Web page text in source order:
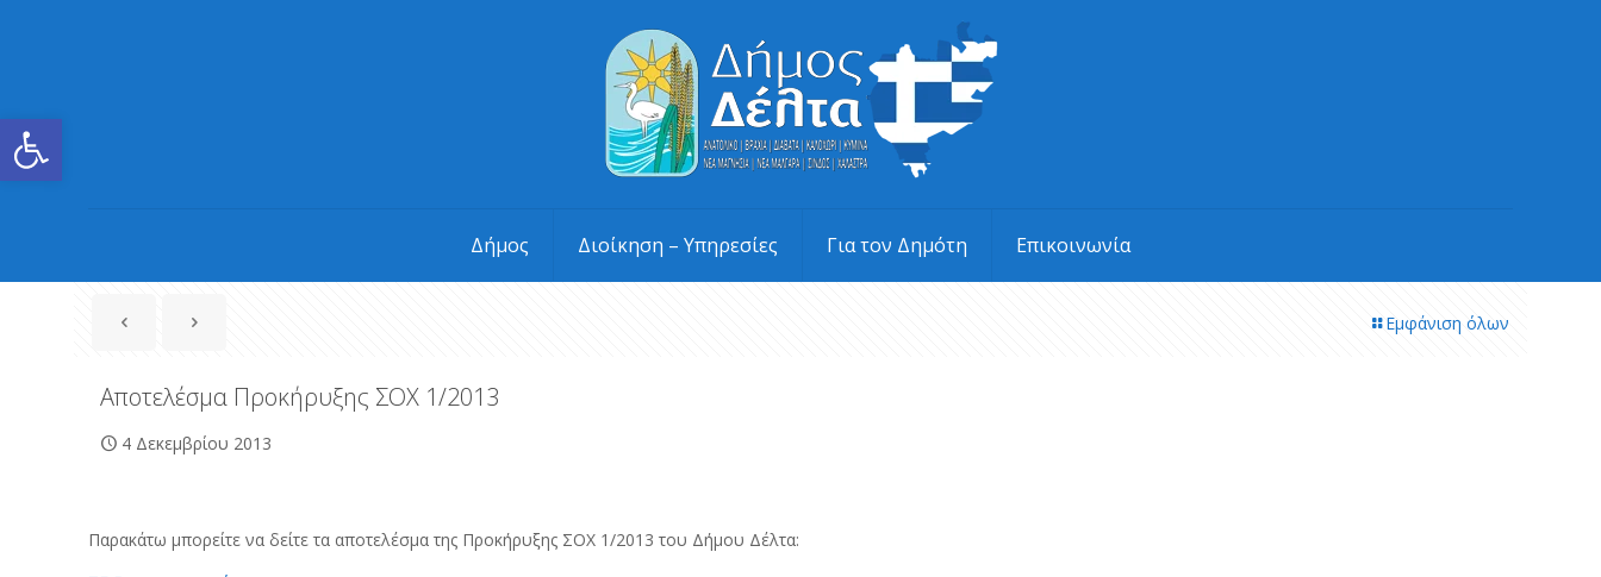
Ανοίξτε τη γραμμή εργαλείων
Δήμος Διοίκηση – Υπηρεσίες Για τον Δημότη Επικοινωνία
Εμφάνιση όλων
Αποτελέσμα Προκήρυξης ΣΟΧ 1/2013
4 Δεκεμβρίου 2013
Παρακάτω μπορείτε να δείτε τα αποτελέσμα της Προκήρυξης ΣΟΧ 1/2013 του Δήμου Δέλτα: